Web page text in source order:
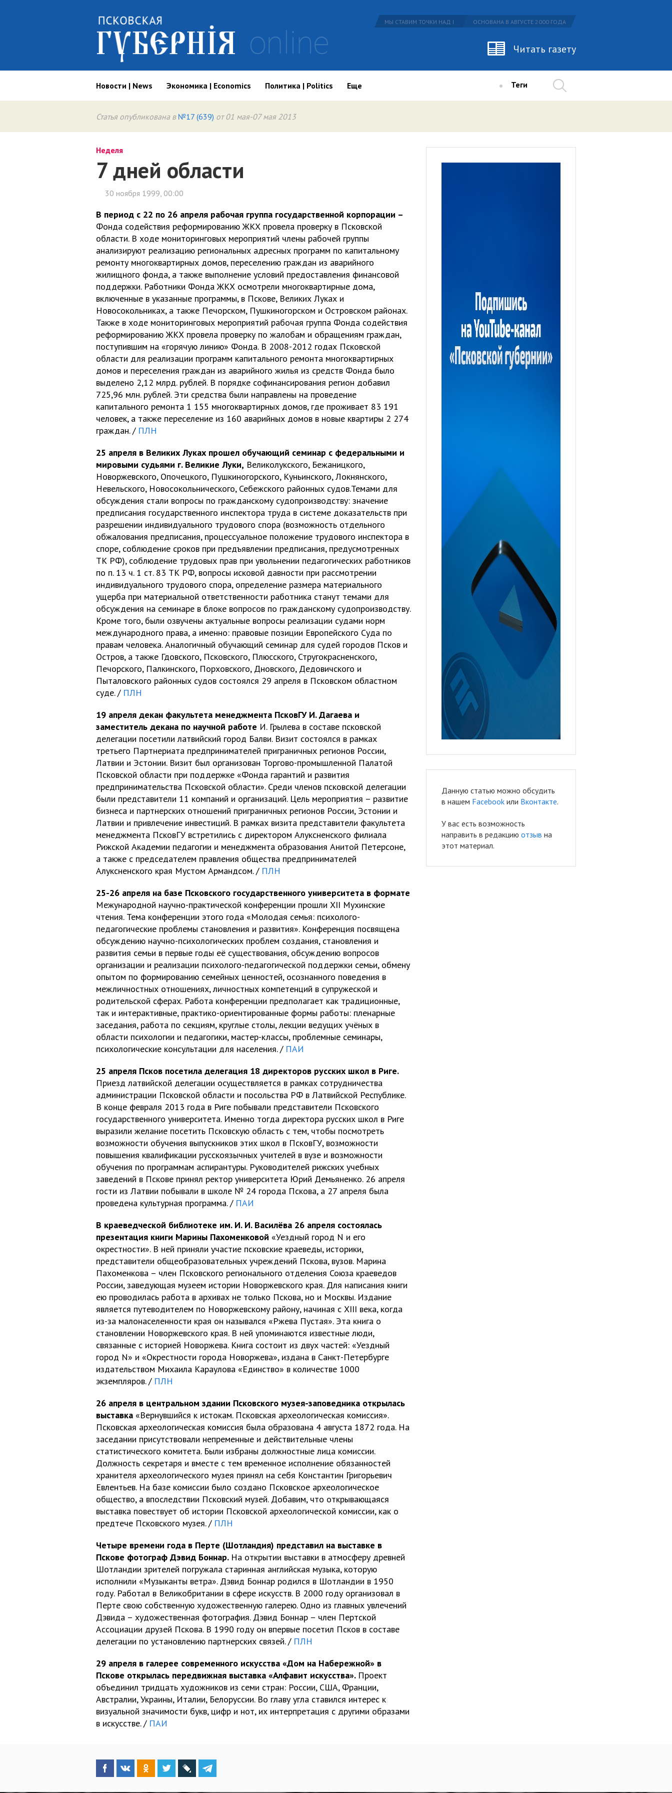
МЫ СТАВИМ ТОЧКИ НАД I ОСНОВАНА В АВГУСТЕ 2000 ГОДА
Читать газету
Новости | News Экономика | Economics Политика | Politics Еще Теги
Статья опубликована в №17 (639) от 01 мая-07 мая 2013
Неделя
7 дней области
30 ноября 1999, 00:00
В период с 22 по 26 апреля рабочая группа государственной корпорации –
Фонда содействия реформированию ЖКХ провела проверку в Псковской
области. В ходе мониторинговых мероприятий члены рабочей группы
анализируют реализацию региональных адресных программ по капитальному
ремонту многоквартирных домов, переселению граждан из аварийного
жилищного фонда, а также выполнение условий предоставления финансовой
поддержки. Работники Фонда ЖКХ осмотрели многоквартирные дома,
включенные в указанные программы, в Пскове, Великих Луках и
Новосокольниках, а также Печорском, Пушкиногорском и Островском районах.
Также в ходе мониторинговых мероприятий рабочая группа Фонда содействия
реформированию ЖКХ провела проверку по жалобам и обращениям граждан,
поступившим на «горячую линию» Фонда. В 2008-2012 годах Псковской
области для реализации программ капитального ремонта многоквартирных
домов и переселения граждан из аварийного жилья из средств Фонда было
выделено 2,12 млрд. рублей. В порядке софинансирования регион добавил
725,96 млн. рублей. Эти средства были направлены на проведение
капитального ремонта 1 155 многоквартирных домов, где проживает 83 191
человек, а также переселение из 160 аварийных домов в новые квартиры 2 274
граждан. / ПЛН
25 апреля в Великих Луках прошел обучающий семинар с федеральными и
мировыми судьями г. Великие Луки, Великолукского, Бежаницкого,
Новоржевского, Опочецкого, Пушкиногорского, Куньинского, Локнянского,
Невельского, Новосокольнического, Себежского районных судов.Темами для
обсуждения стали вопросы по гражданскому судопроизводству: значение
предписания государственного инспектора труда в системе доказательств при
разрешении индивидуального трудового спора (возможность отдельного
обжалования предписания, процессуальное положение трудового инспектора в
споре, соблюдение сроков при предъявлении предписания, предусмотренных
ТК РФ), соблюдение трудовых прав при увольнении педагогических работников
по п. 13 ч. 1 ст. 83 ТК РФ, вопросы исковой давности при рассмотрении
индивидуального трудового спора, определение размера материального
ущерба при материальной ответственности работника станут темами для
обсуждения на семинаре в блоке вопросов по гражданскому судопроизводству.
Кроме того, были озвучены актуальные вопросы реализации судами норм
международного права, а именно: правовые позиции Европейского Суда по
правам человека. Аналогичный обучающий семинар для судей городов Псков и
Остров, а также Гдовского, Псковского, Плюсского, Стругокрасненского,
Печорского, Палкинского, Порховского, Дновского, Дедовичского и
Пыталовского районных судов состоялся 29 апреля в Псковском областном
суде. / ПЛН
19 апреля декан факультета менеджмента ПсковГУ И. Дагаева и
заместитель декана по научной работе И. Грылева в составе псковской
делегации посетили латвийский город Балви. Визит состоялся в рамках
третьего Партнериата предпринимателей приграничных регионов России,
Латвии и Эстонии. Визит был организован Торгово-промышленной Палатой
Псковской области при поддержке «Фонда гарантий и развития
предпринимательства Псковской области». Среди членов псковской делегации
были представители 11 компаний и организаций. Цель мероприятия – развитие
бизнеса и партнерских отношений приграничных регионов России, Эстонии и
Латвии и привлечение инвестиций. В рамках визита представители факультета
менеджмента ПсковГУ встретились с директором Алуксненского филиала
Рижской Академии педагогии и менеджмента образования Анитой Петерсоне,
а также с председателем правления общества предпринимателей
Алуксненского края Мустом Армандсом. / ПЛН
25-26 апреля на базе Псковского государственного университета в формате
Межународной научно-практической конференции прошли XII Мухинские
чтения. Тема конференции этого года «Молодая семья: психолого-
педагогические проблемы становления и развития». Конференция посвящена
обсуждению научно-психологических проблем создания, становления и
развития семьи в первые годы её существования, обсуждению вопросов
организации и реализации психолого-педагогической поддержки семьи, обмену
опытом по формированию семейных ценностей, осознанного поведения в
межличностных отношениях, личностных компетенций в супружеской и
родительской сферах. Работа конференции предполагает как традиционные,
так и интерактивные, практико-ориентированные формы работы: пленарные
заседания, работа по секциям, круглые столы, лекции ведущих учёных в
области психологии и педагогики, мастер-классы, проблемные семинары,
психологические консультации для населения. / ПАИ
25 апреля Псков посетила делегация 18 директоров русских школ в Риге.
Приезд латвийской делегации осуществляется в рамках сотрудничества
администрации Псковской области и посольства РФ в Латвийской Республике.
В конце февраля 2013 года в Риге побывали представители Псковского
государственного университета. Именно тогда директора русских школ в Риге
выразили желание посетить Псковскую область с тем, чтобы посмотреть
возможности обучения выпускников этих школ в ПсковГУ, возможности
повышения квалификации русскоязычных учителей в вузе и возможности
обучения по программам аспирантуры. Руководителей рижских учебных
заведений в Пскове принял ректор университета Юрий Демьяненко. 26 апреля
гости из Латвии побывали в школе № 24 города Пскова, а 27 апреля была
проведена культурная программа. / ПАИ
В краеведческой библиотеке им. И. И. Василёва 26 апреля состоялась
презентация книги Марины Пахоменковой «Уездный город N и его
окрестности». В ней приняли участие псковские краеведы, историки,
представители общеобразовательных учреждений Пскова, вузов. Марина
Пахоменкова – член Псковского регионального отделения Союза краеведов
России, заведующая музеем истории Новоржевского края. Для написания книги
ею проводилась работа в архивах не только Пскова, но и Москвы. Издание
является путеводителем по Новоржевскому району, начиная с XIII века, когда
из-за малонаселенности края он назывался «Ржева Пустая». Эта книга о
становлении Новоржевского края. В ней упоминаются известные люди,
связанные с историей Новоржева. Книга состоит из двух частей: «Уездный
город N» и «Окрестности города Новоржева», издана в Санкт-Петербурге
издательством Михаила Караулова «Единство» в количестве 1000
экземпляров. / ПЛН
26 апреля в центральном здании Псковского музея-заповедника открылась
выставка «Вернувшийся к истокам. Псковская археологическая комиссия».
Псковская археологическая комиссия была образована 4 августа 1872 года. На
заседании присутствовали непременные и действительные члены
статистического комитета. Были избраны должностные лица комиссии.
Должность секретаря и вместе с тем временное исполнение обязанностей
хранителя археологического музея принял на себя Константин Григорьевич
Евлентьев. На базе комиссии было создано Псковское археологическое
общество, а впоследствии Псковский музей. Добавим, что открывающаяся
выставка повествует об истории Псковской археологической комиссии, как о
предтече Псковского музея. / ПЛН
Четыре времени года в Перте (Шотландия) представил на выставке в
Пскове фотограф Дэвид Боннар. На открытии выставки в атмосферу древней
Шотландии зрителей погружала старинная английская музыка, которую
исполнили «Музыканты ветра». Дэвид Боннар родился в Шотландии в 1950
году. Работал в Великобритании в сфере искусств. В 2000 году организовал в
Перте свою собственную художественную галерею. Одно из главных увлечений
Дэвида – художественная фотография. Дэвид Боннар – член Пертской
Ассоциации друзей Пскова. В 1990 году он впервые посетил Псков в составе
делегации по установлению партнерских связей. / ПЛН
29 апреля в галерее современного искусства «Дом на Набережной» в
Пскове открылась передвижная выставка «Алфавит искусства». Проект
объединил тридцать художников из семи стран: России, США, Франции,
Австралии, Украины, Италии, Белоруссии. Во главу угла ставился интерес к
визуальной значимости букв, цифр и нот, их интерпретация с другими образами
в искусстве. / ПАИ
Данную статью можно обсудить
в нашем Facebook или Вконтакте.
У вас есть возможность
направить в редакцию отзыв на
этот материал.